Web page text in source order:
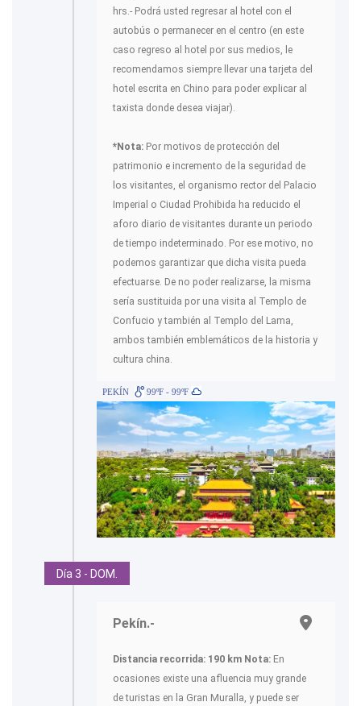
hrs.- Podrá usted regresar al hotel con el
autobús o permanecer en el centro (en este
caso regreso al hotel por sus medios, le
recomendamos siempre llevar una tarjeta del
hotel escrita en Chino para poder explicar al
taxista donde desea viajar).
*Nota: Por motivos de protección del
patrimonio e incremento de la seguridad de
los visitantes, el organismo rector del Palacio
Imperial o Ciudad Prohibida ha reducido el
aforo diario de visitantes durante un periodo
de tiempo indeterminado. Por ese motivo, no
podemos garantizar que dicha visita pueda
efectuarse. De no poder realizarse, la misma
sería sustituida por una visita al Templo de
Confucio y también al Templo del Lama,
ambos también emblemáticos de la historia y
cultura china.
PEKÍN 99ºF - 99ºF
Día 3 - DOM.
Pekín.-
Distancia recorrida: 190 km Nota: En
ocasiones existe una afluencia muy grande
de turistas en la Gran Muralla, y puede ser